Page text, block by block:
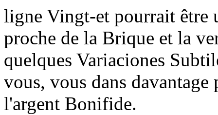
ligne Vingt-et pourrait être
proche de la Brique et la
quelques Variaciones
vous, vous dans davantage
l'argent Bonifide.